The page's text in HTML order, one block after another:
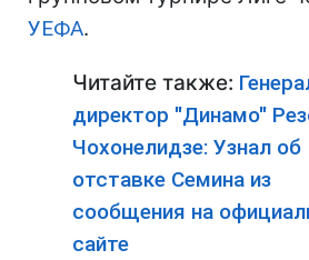
УЕФА.
Читайте также:
директор "Динамо"
Чохонелидзе: Узнал об
отставке Семина из
сообщения на
сайте